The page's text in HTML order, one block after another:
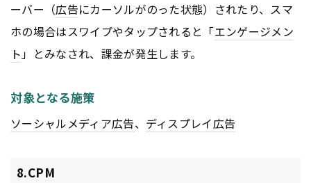
ーバー（広告にカーソルがのった状態）されたり、スマ
ホの場合はスワイプやタップされると「エンゲージメン
ト 」とみなされ、課金が発生します。
対象となる施策
ソーシャルメディア広告、 ディスプレイ広告
8.CPM